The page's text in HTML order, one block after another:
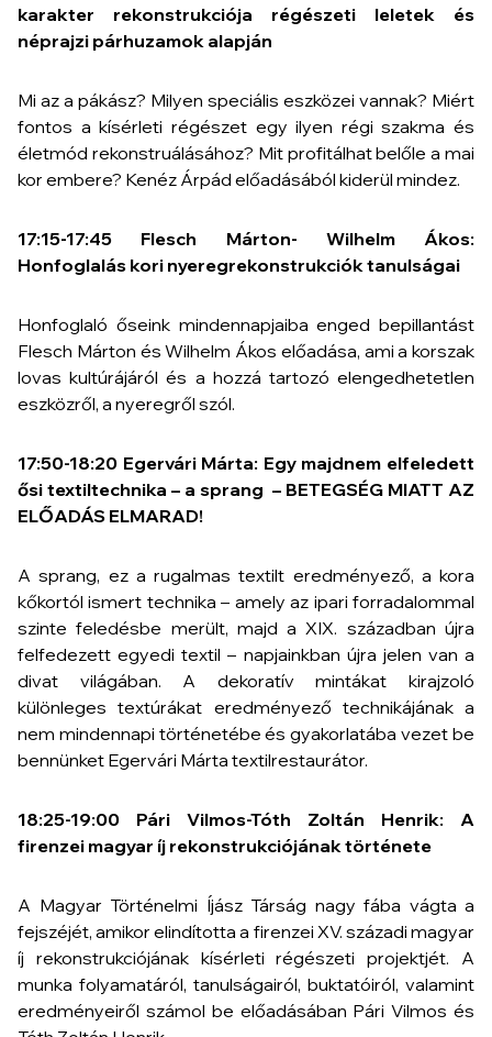
karakter rekonstrukciója régészeti leletek és
néprajzi párhuzamok alapján
Mi az a pákász? Milyen speciális eszközei vannak? Miért
fontos a kísérleti régészet egy ilyen régi szakma és
életmód rekonstruálásához? Mit profitálhat belőle a mai
kor embere? Kenéz Árpád előadásából kiderül mindez.
17:15-17:45 Flesch Márton- Wilhelm Ákos:
Honfoglalás kori nyeregrekonstrukciók tanulságai
Honfoglaló őseink mindennapjaiba enged bepillantást
Flesch Márton és Wilhelm Ákos előadása, ami a korszak
lovas kultúrájáról és a hozzá tartozó elengedhetetlen
eszközről, a nyeregről szól.
17:50-18:20 Egervári Márta: Egy majdnem elfeledett
ősi textiltechnika – a sprang – BETEGSÉG MIATT AZ
ELŐADÁS ELMARAD!
A sprang, ez a rugalmas textilt eredményező, a kora
kőkortól ismert technika – amely az ipari forradalommal
szinte feledésbe merült, majd a XIX. században újra
felfedezett egyedi textil – napjainkban újra jelen van a
divat világában. A dekoratív mintákat kirajzoló
különleges textúrákat eredményező technikájának a
nem mindennapi történetébe és gyakorlatába vezet be
bennünket Egervári Márta textilrestaurátor.
18:25-19:00
Pári Vilmos-Tóth Zoltán Henrik: A
firenzei magyar íj rekonstrukciójának története
A Magyar Történelmi Íjász Társág nagy fába vágta a
fejszéjét, amikor elindította a firenzei XV. századi magyar
íj rekonstrukciójának kísérleti régészeti projektjét. A
munka folyamatáról, tanulságairól, buktatóiról, valamint
eredményeiről számol be előadásában Pári Vilmos és